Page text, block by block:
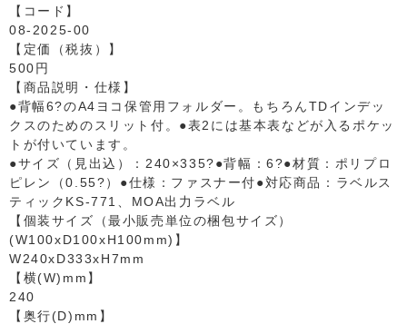
【コード】
08-2025-00
【定価（税抜）】
500円
【商品説明・仕様】
●背幅6?のA4ヨコ保管用フォルダー。もちろんTDインデッ
クスのためのスリット付。●表2には基本表などが入るポケッ
トが付いています。
●サイズ（見出込）：240×335?●背幅：6?●材質：ポリプロ
ピレン（0.55?）●仕様：ファスナー付●対応商品：ラベルス
ティックKS-771、MOA出力ラベル
【個装サイズ（最小販売単位の梱包サイズ）
(W100xD100xH100mm)】
W240xD333xH7mm
【横(W)mm】
240
【奥行(D)mm】